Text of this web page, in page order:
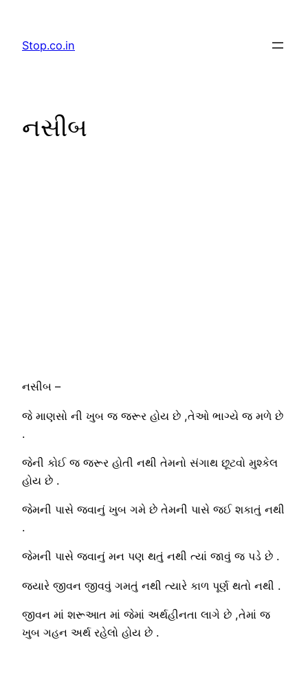
content
Stop.co.in
નસીબ
નસીબ –
જે માણસો ની ખુબ જ જરૂર હોય છે ,તેઓ ભાગ્યે જ મળે છે
.
જેની કોઈ જ જરૂર હોતી નથી તેમનો સંગાથ છૂટવો મુશ્કેલ
હોય છે .
જેમની પાસે જવાનું ખુબ ગમે છે તેમની પાસે જઈ શકાતું નથી
.
જેમની પાસે જવાનું મન પણ થતું નથી ત્યાં જાવું જ પડે છે .
જયારે જીવન જીવવું ગમતું નથી ત્યારે કાળ પૂર્ણ થતો નથી .
જીવન માં શરૂઆત માં જેમાં અર્થહીનતા લાગે છે ,તેમાં જ
ખુબ ગહન અર્થ રહેલો હોય છે .